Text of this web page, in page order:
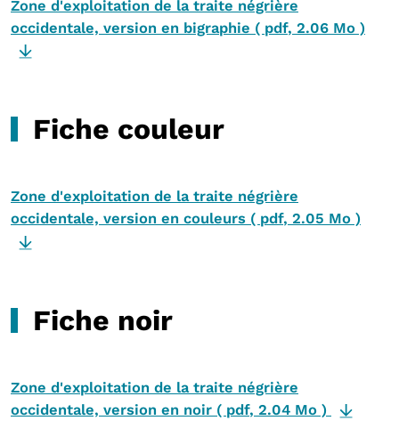
Zone d'exploitation de la traite négrière
occidentale, version en bigraphie ( pdf, 2.06 Mo )
Fiche couleur
Zone d'exploitation de la traite négrière
occidentale, version en couleurs ( pdf, 2.05 Mo )
Fiche noir
Zone d'exploitation de la traite négrière
occidentale, version en noir ( pdf, 2.04 Mo )